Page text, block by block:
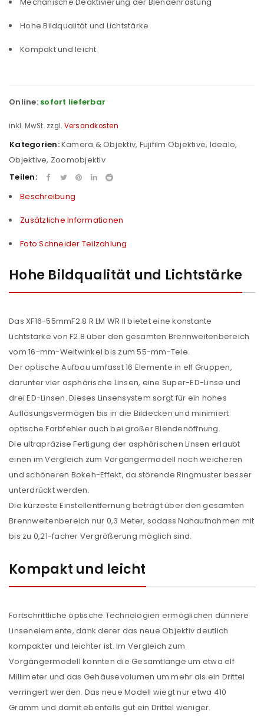
Hohe Bildqualität und Lichtstärke
Kompakt und leicht
Online: sofort lieferbar
inkl. MwSt. zzgl. Versandkosten
Kategorien:Kamera & Objektiv, Fujifilm Objektive, Idealo,
Objektive, Zoomobjektiv
Teilen:
Beschreibung
Zusätzliche Informationen
Foto Schneider Teilzahlung
Hohe Bildqualität und Lichtstärke
Das XF16-55mmF2.8 R LM WR II bietet eine konstante
Lichtstärke von F2.8 über den gesamten Brennweitenbereich
vom 16-mm-Weitwinkel bis zum 55-mm-Tele.
Der optische Aufbau umfasst 16 Elemente in elf Gruppen,
darunter vier asphärische Linsen, eine Super-ED-Linse und
drei ED-Linsen. Dieses Linsensystem sorgt für ein hohes
Auflösungsvermögen bis in die Bildecken und minimiert
optische Farbfehler auch bei großer Blendenöffnung.
Die ultrapräzise Fertigung der asphärischen Linsen erlaubt
einen im Vergleich zum Vorgängermodell noch weicheren
und schöneren Bokeh-Effekt, da störende Ringmuster besser
unterdrückt werden.
Die kürzeste Einstellentfernung beträgt über den gesamten
Brennweitenbereich nur 0,3 Meter, sodass Nahaufnahmen mit
bis zu 0,21-facher Vergrößerung möglich sind.
Kompakt und leicht
Fortschrittliche optische Technologien ermöglichen dünnere
Linsenelemente, dank derer das neue Objektiv deutlich
kompakter und leichter ist. Im Vergleich zum
Vorgängermodell konnten die Gesamtlänge um etwa elf
Millimeter und das Gehäusevolumen um mehr als ein Drittel
verringert werden. Das neue Modell wiegt nur etwa 410
Gramm und damit ebenfalls gut ein Drittel weniger.